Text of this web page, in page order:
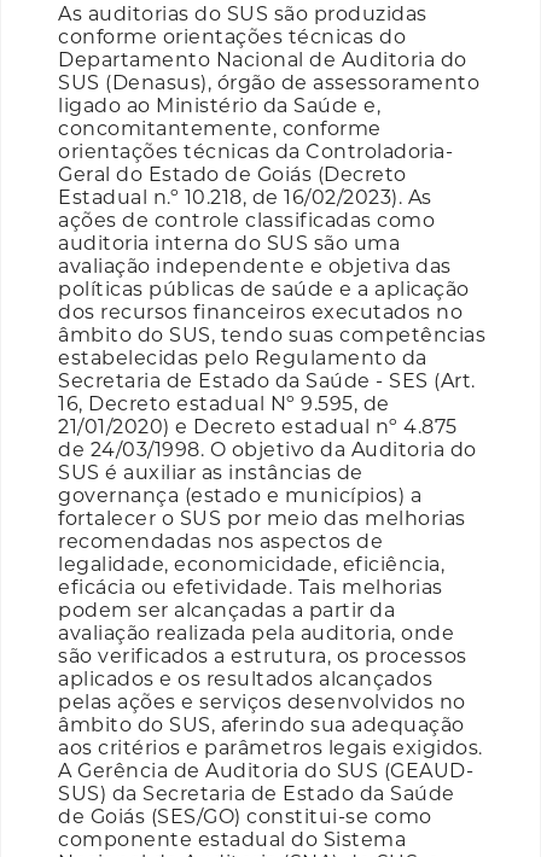
As auditorias do SUS são produzidas
conforme orientações técnicas do
Departamento Nacional de Auditoria do
SUS (Denasus), órgão de assessoramento
ligado ao Ministério da Saúde e,
concomitantemente, conforme
orientações técnicas da Controladoria-
Geral do Estado de Goiás (Decreto
Estadual n.º 10.218, de 16/02/2023). As
ações de controle classificadas como
auditoria interna do SUS são uma
avaliação independente e objetiva das
políticas públicas de saúde e a aplicação
dos recursos financeiros executados no
âmbito do SUS, tendo suas competências
estabelecidas pelo Regulamento da
Secretaria de Estado da Saúde - SES (Art.
16, Decreto estadual Nº 9.595, de
21/01/2020) e Decreto estadual nº 4.875
de 24/03/1998. O objetivo da Auditoria do
SUS é auxiliar as instâncias de
governança (estado e municípios) a
fortalecer o SUS por meio das melhorias
recomendadas nos aspectos de
legalidade, economicidade, eficiência,
eficácia ou efetividade. Tais melhorias
podem ser alcançadas a partir da
avaliação realizada pela auditoria, onde
são verificados a estrutura, os processos
aplicados e os resultados alcançados
pelas ações e serviços desenvolvidos no
âmbito do SUS, aferindo sua adequação
aos critérios e parâmetros legais exigidos.
A Gerência de Auditoria do SUS (GEAUD-
SUS) da Secretaria de Estado da Saúde
de Goiás (SES/GO) constitui-se como
componente estadual do Sistema